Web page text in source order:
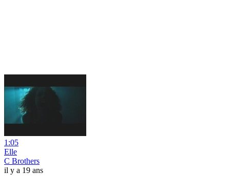
1:05
Elle
C Brothers
il y a 19 ans